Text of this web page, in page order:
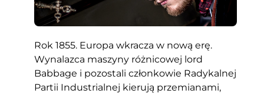
Rok 1855. Europa wkracza w nową erę.
Wynalazca maszyny różnicowej lord
Babbage i pozostali członkowie Radykalnej
Partii Industrialnej kierują przemianami,